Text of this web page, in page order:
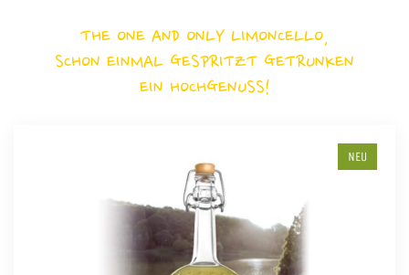
THE ONE AND ONLY LIMONCELLO,
SCHON EINMAL GESPRITZT GETRUNKEN
EIN HOCHGENUSS!
NEU